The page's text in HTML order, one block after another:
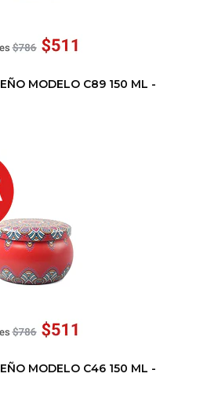
MODELO C89 150 ML -
MODELO C46 150 ML -